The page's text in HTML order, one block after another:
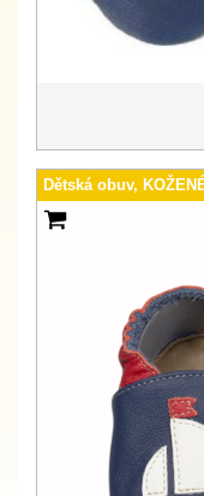
Dětská obuv,